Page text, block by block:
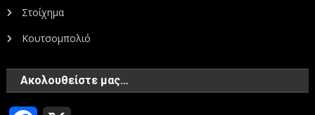
Στοίχημα
Κουτσομπολιό
Ακολουθείστε μας…